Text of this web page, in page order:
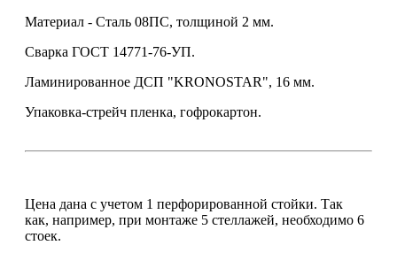
Материал - Сталь 08ПС, толщиной 2 мм.
Сварка ГОСТ 14771-76-УП.
Ламинированное ДСП "KRONOSTAR", 16 мм.
Упаковка-стрейч пленка, гофрокартон.
Цена дана с учетом 1 перфорированной стойки. Так
как, например, при монтаже 5 стеллажей, необходимо 6
стоек.